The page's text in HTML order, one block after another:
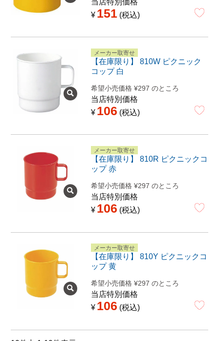
¥ 151 税込
メーカー取寄せ
【在庫限り】 810W ピクニック
コップ 白
希望小売価格 ¥297 のところ
当店特別価格
¥ 106 税込
メーカー取寄せ
【在庫限り】 810R ピクニックコ
ップ 赤
希望小売価格 ¥297 のところ
当店特別価格
¥ 106 税込
メーカー取寄せ
【在庫限り】 810Y ピクニックコ
ップ 黄
希望小売価格 ¥297 のところ
当店特別価格
¥ 106 税込